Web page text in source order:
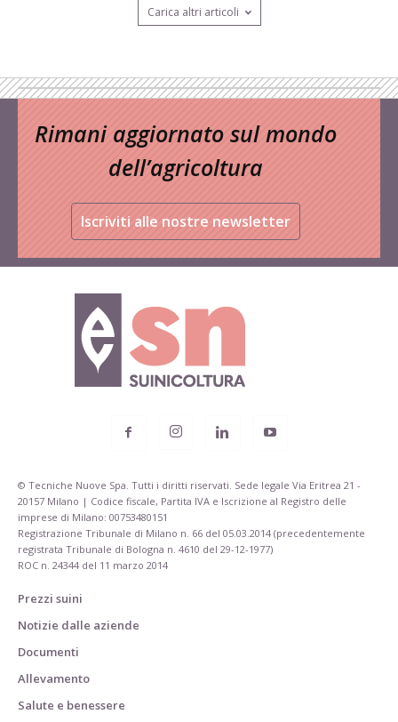
Carica altri articoli
Rimani aggiornato sul mondo
dell’agricoltura
Iscriviti alle nostre newsletter
© Tecniche Nuove Spa. Tutti i diritti riservati. Sede legale Via Eritrea 21 -
20157 Milano | Codice fiscale, Partita IVA e Iscrizione al Registro delle
imprese di Milano: 00753480151
Registrazione Tribunale di Milano n. 66 del 05.03.2014 (precedentemente
registrata Tribunale di Bologna n. 4610 del 29-12-1977)
ROC n. 24344 del 11 marzo 2014
Prezzi suini
Notizie dalle aziende
Documenti
Allevamento
Salute e benessere